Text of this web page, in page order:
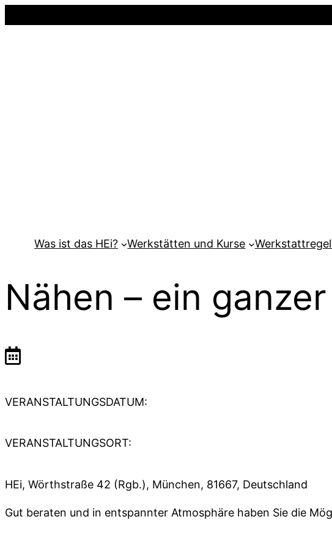
Was ist das HEi? Werkstätten und Kurse
Nähen – ein
VERANSTALTUNGSDATUM:
VERANSTALTUNGSORT:
HEi, Wörthstraße 42 (Rgb.), München, 81667, Deutschland
Gut beraten und in entspannter Atmosphäre haben Sie die